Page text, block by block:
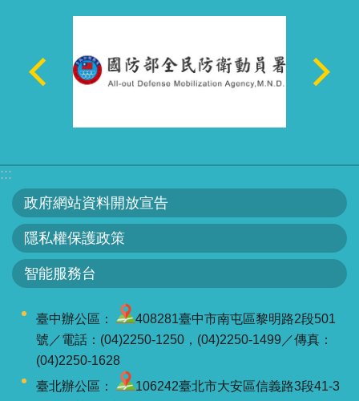
:::
政府網站資料開放宣告
隱私權保護政策
智能服務台
臺中辦公區：
408281臺中市南屯區黎明路2段501
號／電話：(04)2250-1250，(04)2250-1499／傳真：
(04)2250-1628
臺北辦公區：
106242臺北市大安區信義路3段41-3